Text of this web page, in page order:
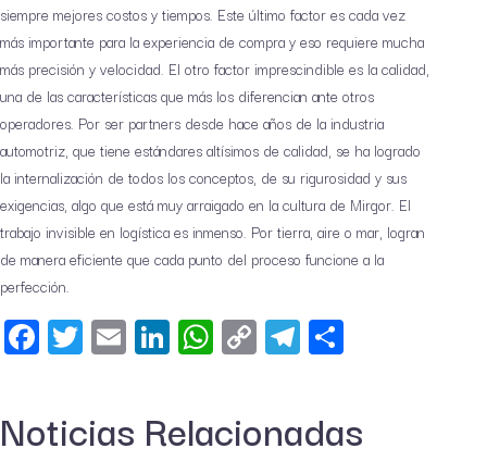
siempre mejores costos y tiempos. Este último factor es cada vez
más importante para la experiencia de compra y eso requiere mucha
más precisión y velocidad. El otro factor imprescindible es la calidad,
una de las características que más los diferencian ante otros
operadores. Por ser partners desde hace años de la industria
automotriz, que tiene estándares altísimos de calidad, se ha logrado
la internalización de todos los conceptos, de su rigurosidad y sus
exigencias, algo que está muy arraigado en la cultura de Mirgor. El
trabajo invisible en logística es inmenso. Por tierra, aire o mar, logran
de manera eficiente que cada punto del proceso funcione a la
perfección.
Facebook
Twitter
EmailLinkedIn
WhatsApp
CopyTelegram
Noticias Relacionadas